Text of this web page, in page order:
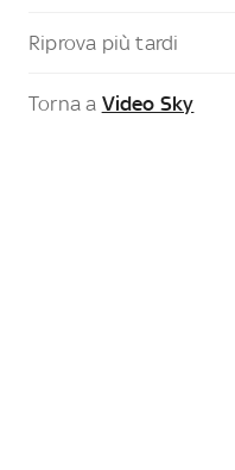
Riprova più tardi
Torna a Video Sky